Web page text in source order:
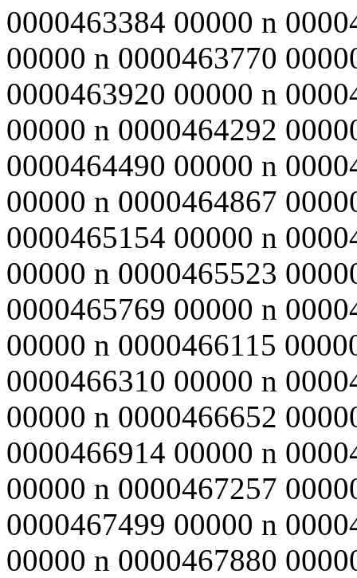
0000463384 00000 n
00000 n 0000463770
0000463920 00000 n
00000 n 0000464292
0000464490 00000 n
00000 n 0000464867
0000465154 00000 n
00000 n 0000465523
0000465769 00000 n
00000 n 0000466115
0000466310 00000 n
00000 n 0000466652
0000466914 00000 n
00000 n 0000467257
0000467499 00000 n
00000 n 0000467880